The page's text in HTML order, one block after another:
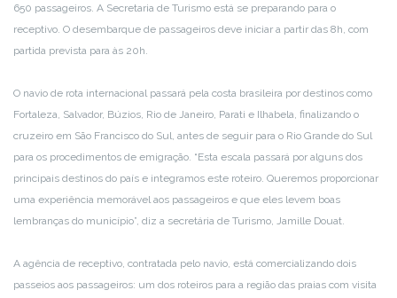
650 passageiros. A Secretaria de Turismo está se preparando para o
receptivo. O desembarque de passageiros deve iniciar a partir das 8h, com
partida prevista para às 20h.
O navio de rota internacional passará pela costa brasileira por destinos como
Fortaleza, Salvador, Búzios, Rio de Janeiro, Parati e Ilhabela, finalizando o
cruzeiro em São Francisco do Sul, antes de seguir para o Rio Grande do Sul
para os procedimentos de emigração. “Esta escala passará por alguns dos
principais destinos do país e integramos este roteiro. Queremos proporcionar
uma experiência memorável aos passageiros e que eles levem boas
lembranças do município”, diz a secretária de Turismo, Jamille Douat.
A agência de receptivo, contratada pelo navio, está comercializando dois
passeios aos passageiros: um dos roteiros para a região das praias com visita